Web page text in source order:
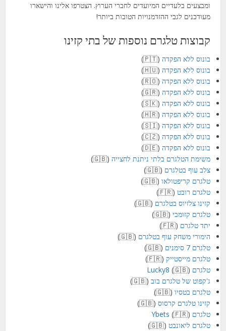
ומבצעים בלעדיים המיועדים לחברי הערוץ. הצטרפו אלינו והישארו
מעודכנים לגבי ההזדמנויות הטובות ביותר!
קבוצות טלגרם נוספות של בתי קזינו
בונוס ללא הפקדה (🇵🇹)
בונוס ללא הפקדה (🇭🇺)
בונוס ללא הפקדה (🇷🇴)
בונוס ללא הפקדה (🇬🇷)
בונוס ללא הפקדה (🇸🇰)
בונוס ללא הפקדה (🇭🇷)
בונוס ללא הפקדה (🇸🇮)
בונוס ללא הפקדה (🇨🇿)
בונוס ללא הפקדה (🇩🇪)
משימת הטלגרם בלתי ניתנת לחצייה (🇬🇧)
צלב עוף בטלגרם (🇬🇧)
טלגרם קריפטולאו (🇬🇧)
טלגרם רובט (🇫🇷)
קזינו צלזיוס בטלגרם (🇬🇧)
טלגרם קזומבי (🇬🇧)
יתד טלגרם (🇫🇷)
הימורי משחק עוף בטלגרם (🇬🇧)
טלגרם 7 סימנים
(🇬🇧)
טלגרם מייסטייק (🇫🇷)
טלגרם Lucky8 (🇬🇧)
ג'קפוט של טלגרם בוב (🇬🇧)
טלגרם בטסיו (🇬🇧)
קזינו טלגרם קרסוס (🇬🇧)
טלגרם Ybets (🇫🇷)
טלגרם ליאונבט (🇬🇧)